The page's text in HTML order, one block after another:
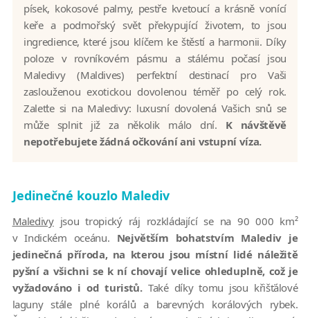
písek, kokosové palmy, pestře kvetoucí a krásně vonící
keře a podmořský svět překypující životem, to jsou
ingredience, které jsou klíčem ke štěstí a harmonii. Díky
poloze v rovníkovém pásmu a stálému počasí jsou
Maledivy (Maldives) perfektní destinací pro Vaši
zaslouženou exotickou dovolenou téměř po celý rok.
Zaleťte si na Maledivy: luxusní dovolená Vašich snů se
může splnit již za několik málo dní. K návštěvě
nepotřebujete žádná očkování ani vstupní víza.
Jedinečné kouzlo Malediv
Maledivyjsou tropický ráj rozkládající se na 90 000 km²
v Indickém oceánu. Největším bohatstvím Malediv je
jedinečná příroda, na kterou jsou místní lidé náležitě
pyšní a všichni se k ní chovají velice ohleduplně, což je
vyžadováno i od turistů.Také díky tomu jsou křišťálové
laguny stále plné korálů a barevných korálových rybek.